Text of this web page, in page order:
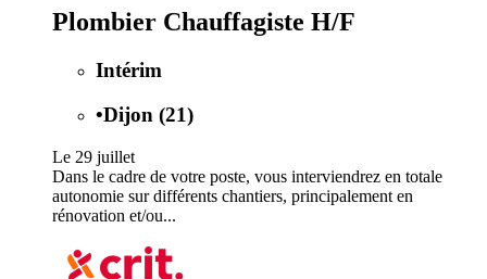
Plombier Chauffagiste H/F
Intérim
•Dijon (21)
Le 29 juillet
Dans le cadre de votre poste, vous interviendrez en totale
autonomie sur différents chantiers, principalement en
rénovation et/ou...